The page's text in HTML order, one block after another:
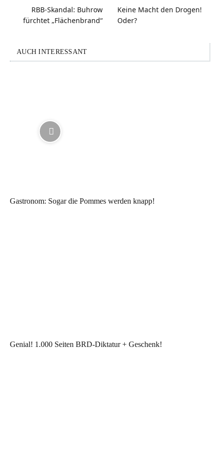
RBB-Skandal: Buhrow
fürchtet „Flächenbrand“
Keine Macht den Drogen!
Oder?
AUCH INTERESSANT
Gastronom: Sogar die Pommes werden knapp!
Genial! 1.000 Seiten BRD-Diktatur + Geschenk!